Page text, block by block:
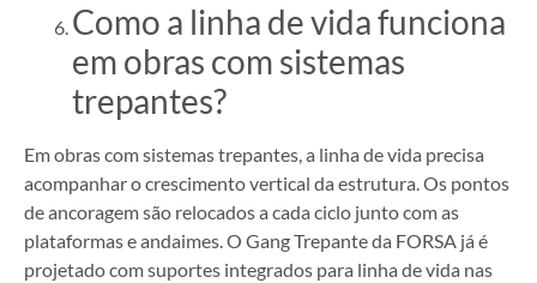
Como a linha de vida funciona
em obras com sistemas
trepantes?
Em obras com sistemas trepantes, a linha de vida precisa
acompanhar o crescimento vertical da estrutura. Os pontos
de ancoragem são relocados a cada ciclo junto com as
plataformas e andaimes. O Gang Trepante da FORSA já é
projetado com suportes integrados para linha de vida nas